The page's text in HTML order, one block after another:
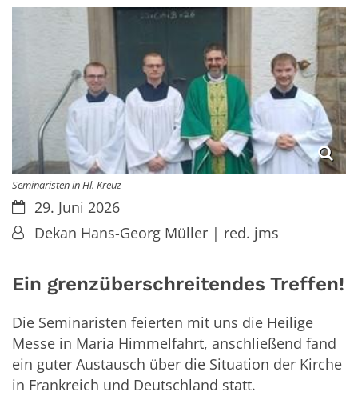
Seminaristen in Hl. Kreuz
Datum:29. Juni 2026
Von:Dekan Hans-Georg Müller | red. jms
Ein grenzüberschreitendes Treffen!
Die Seminaristen feierten mit uns die Heilige
Messe in Maria Himmelfahrt, anschließend fand
ein guter Austausch über die Situation der Kirche
in Frankreich und Deutschland statt.